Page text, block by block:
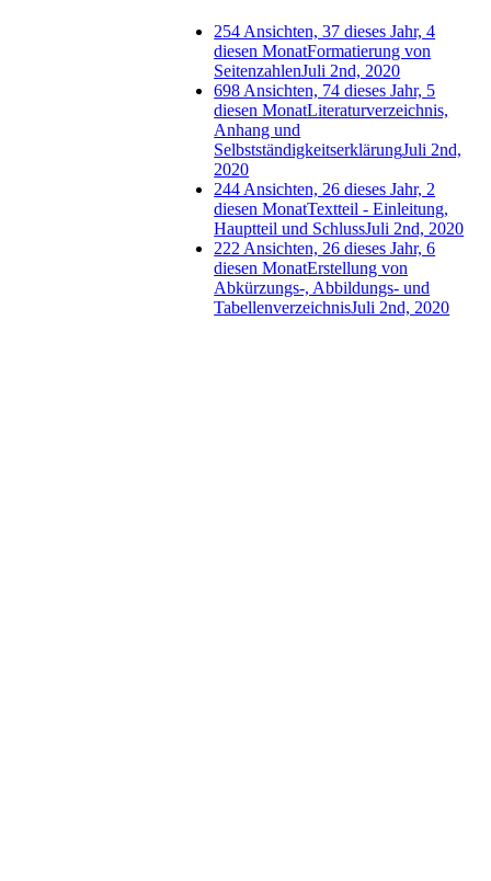
254 Ansichten, 37 dieses Jahr, 4
diesen MonatFormatierung von
SeitenzahlenJuli 2nd, 2020
698 Ansichten, 74 dieses Jahr, 5
diesen MonatLiteraturverzeichnis,
Anhang und
SelbstständigkeitserklärungJuli 2nd,
2020
244 Ansichten, 26 dieses Jahr, 2
diesen MonatTextteil - Einleitung,
Hauptteil und SchlussJuli 2nd, 2020
222 Ansichten, 26 dieses Jahr, 6
diesen MonatErstellung von
Abkürzungs-, Abbildungs- und
TabellenverzeichnisJuli 2nd, 2020